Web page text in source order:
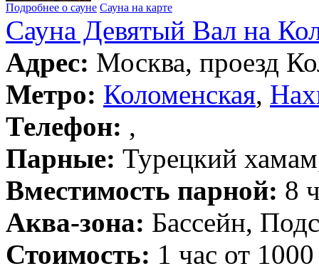
Подробнее о сауне Сауна на карте
Сауна Девятый Вал на
Адрес: Москва, проезд
Метро: Коломенская,
Телефон: ,
Парные: Турецкий
Вместимость парной: 8
Аква-зона: Бассейн,
Стоимость: 1 час от